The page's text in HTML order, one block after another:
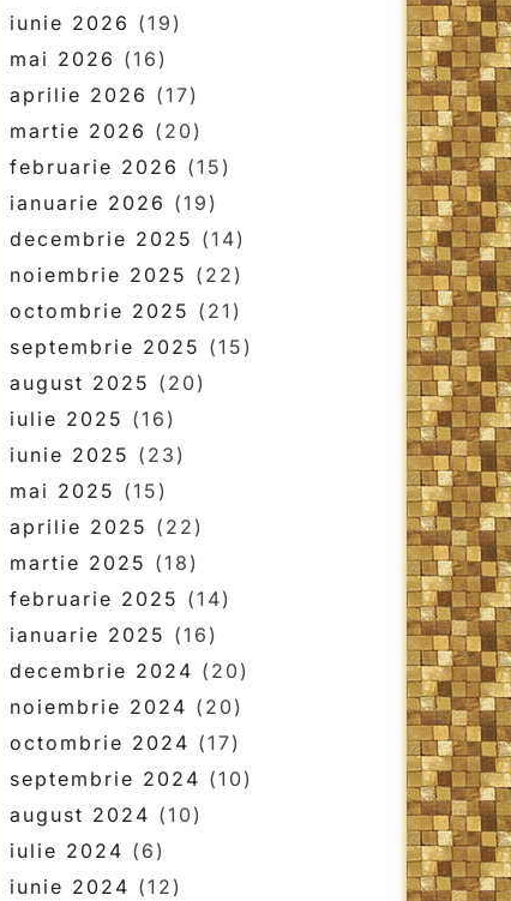
iunie 2026 (19)
mai 2026 (16)
aprilie 2026 (17)
martie 2026 (20)
februarie 2026 (15)
ianuarie 2026 (19)
decembrie 2025 (14)
noiembrie 2025 (22)
octombrie 2025 (21)
septembrie 2025 (15)
august 2025 (20)
iulie 2025 (16)
iunie 2025 (23)
mai 2025 (15)
aprilie 2025 (22)
martie 2025 (18)
februarie 2025 (14)
ianuarie 2025 (16)
decembrie 2024 (20)
noiembrie 2024 (20)
octombrie 2024 (17)
septembrie 2024 (10)
august 2024 (10)
iulie 2024 (6)
iunie 2024 (12)